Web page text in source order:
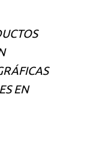
EN